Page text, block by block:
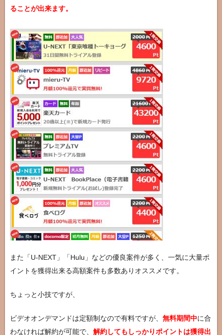
ることが出来ます。
また「U-NEXT」「Hulu」などの優良案件が多く、一気に大量ポ
イントを獲得出来る高額案件も多数ありオススメです。
ちょっと小技ですが、
ビデオオンデマンドは定額制なので有料ですが、 無料期間中に合
わなければ解約が可能で、 解約してもしっかりポイントは獲得出